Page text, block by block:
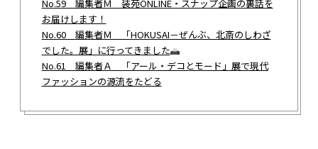
No.59 編集者Ｍ 装苑ONLINE・スナップ企画の裏話を
お届けします！
No.60 編集者Ｍ 「HOKUSAI－ぜんぶ、北斎のしわざ
でした。展」に行ってきました
No.61 編集者Ａ 「アール・デコとモード」展で現代
ファッションの源流をたどる